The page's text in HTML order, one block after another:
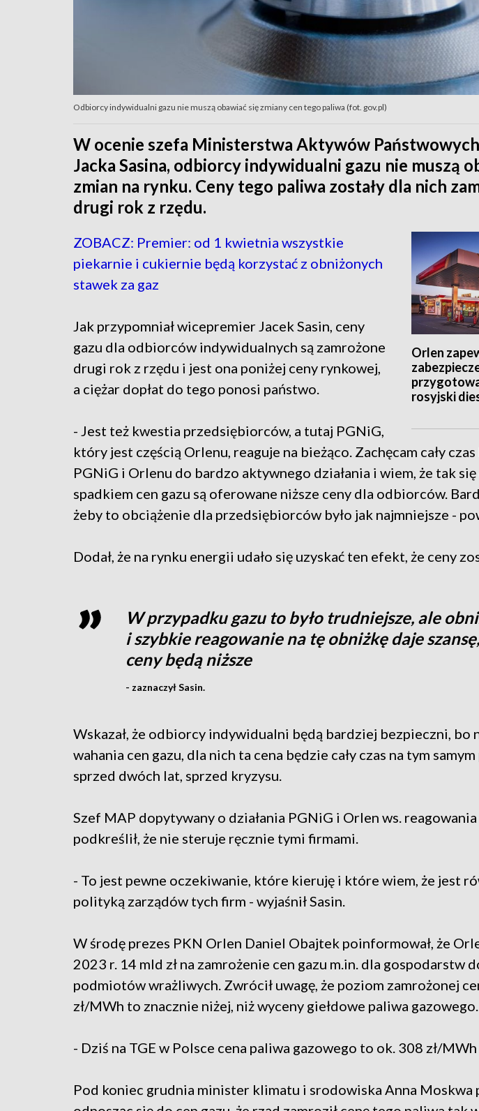
Odbiorcy indywidualni gazu nie muszą obawiać się zmiany cen tego paliwa (fot. gov.pl)
W ocenie szefa Ministerstwa Aktywów
Jacka Sasina, odbiorcy indywidualni gazu nie muszą
zmian na rynku. Ceny tego paliwa zostały dla nich
drugi rok z rzędu.
Orlen
rosyjski
ZOBACZ: Premier: od 1 kwietnia wszystkie
piekarnie i cukiernie będą korzystać z obniżonych
stawek za gaz
Jak przypomniał wicepremier Jacek Sasin, ceny
gazu dla odbiorców indywidualnych są zamrożone
drugi rok z rzędu i jest ona poniżej ceny rynkowej,
a ciężar dopłat do tego ponosi państwo.
- Jest też kwestia przedsiębiorców, a tutaj PGNiG,
który jest częścią Orlenu, reaguje na bieżąco. Zachęcam cały
PGNiG i Orlenu do bardzo aktywnego działania i wiem, że tak
spadkiem cen gazu są oferowane niższe ceny dla odbiorców.
żeby to obciążenie dla przedsiębiorców było jak najmniejsze -
Dodał, że na rynku energii udało się uzyskać ten efekt, że ceny
W przypadku gazu to było trudniejsze, ale
i szybkie reagowanie na tę obniżkę daje
ceny będą niższe
- zaznaczył Sasin.
Wskazał, że odbiorcy indywidualni będą bardziej bezpieczni, bo
wahania cen gazu, dla nich ta cena będzie cały czas na tym
sprzed dwóch lat, sprzed kryzysu.
Szef MAP dopytywany o działania PGNiG i Orlen ws. reagowania
podkreślił, że nie steruje ręcznie tymi firmami.
- To jest pewne oczekiwanie, które kieruję i które wiem, że jest
polityką zarządów tych firm - wyjaśnił Sasin.
W środę prezes PKN Orlen Daniel Obajtek poinformował, że
2023 r. 14 mld zł na zamrożenie cen gazu m.in. dla gospodarstw
podmiotów wrażliwych. Zwrócił uwagę, że poziom zamrożonej
zł/MWh to znacznie niżej, niż wyceny giełdowe paliwa gazowego.
- Dziś na TGE w Polsce cena paliwa gazowego to ok. 308 zł/MWh
Pod koniec grudnia minister klimatu i srodowiska Anna Moskwa